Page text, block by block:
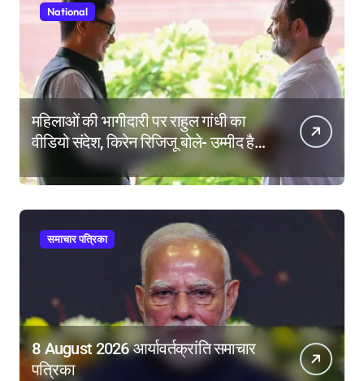
National
महिलाओं की भागीदारी पर राहुल गांधी का
वीडियो संदेश, किरेन रिजिजू बोले- उम्मीद है
महिला आरक्षण बिल का बिना शर्त करेंगे
समर्थन
समाचार पत्रिका
8 August 2026 आर्यावर्तक्रांति समाचार
पत्रिका